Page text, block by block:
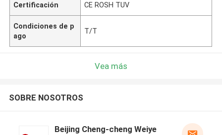
Certificación CE ROSH TUV
Condiciones de p
ago
T/T
Vea más
SOBRE NOSOTROS
Beijing Cheng-cheng Weiye